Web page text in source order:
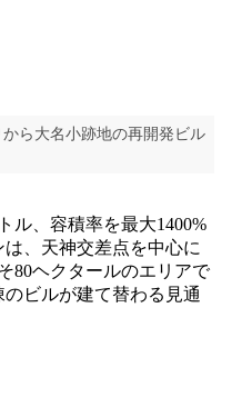
ら大名小跡地の再開発ビル
ル、容積率を最大1400%
、天神交差点を中心に
80ヘクタールのエリアで
ビルが建て替わる見通